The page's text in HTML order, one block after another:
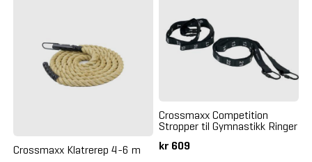
Crossmaxx Klatrerep 4-6 m
Crossmaxx Competition
Stropper til Gymnastikk Ringer
kr 609